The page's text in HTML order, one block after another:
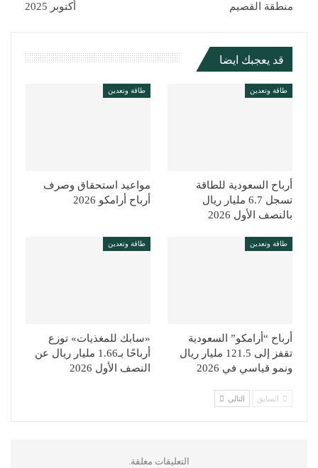
منطقة القصيم أكتوبر 2025
قد يعجبك ايضا
طاقة وتعدين
أرباح السعودية للطاقة
تسجل 6.7 مليار ريال
بالنصف الأول 2026
طاقة وتعدين
مواعيد استحقاق وصرف
أرباح أرامكو 2026
طاقة وتعدين
أرباح “أرامكو” السعودية
تقفز إلى 121.5 مليار ريال
ونمو قياسي في 2026
طاقة وتعدين
«سابك للمغذيات» توزع
أرباحًا بـ1.66 مليار ريال عن
النصف الأول 2026
السابق التالي
التعليقات مغلقة.